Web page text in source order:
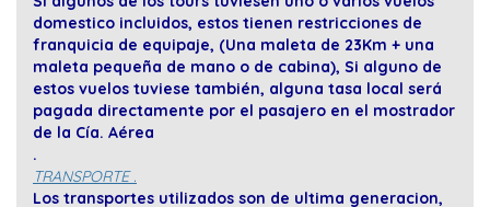
domestico incluidos, estos tienen restricciones de
franquicia de equipaje, (Una maleta de 23Km + una
maleta pequeña de mano o de cabina), Si alguno de
estos vuelos tuviese también, alguna tasa local será
pagada directamente por el pasajero en el mostrador
de la Cía. Aérea
.
TRANSPORTE .
Los transportes utilizados son de ultima generacion,